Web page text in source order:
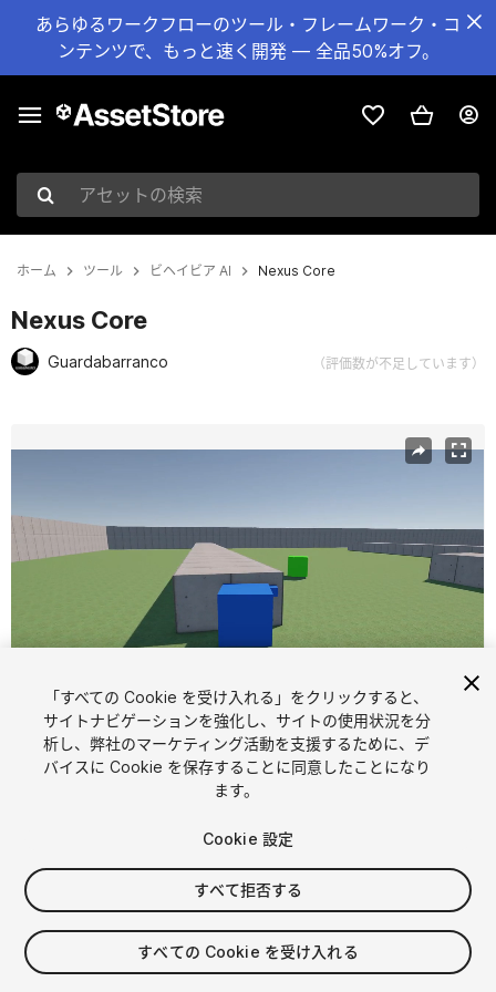
あらゆるワークフローのツール・フレームワーク・コ
ンテンツで、もっと速く開発 — 全品50%オフ。
アセットの検索
ホーム ツール ビヘイビア AI Nexus Core
Nexus Core
Guardabarranco （評価数が不足しています）
1 /3
$31.99
シート 1
「すべての Cookie を受け入れる」をクリックすると、
サイトナビゲーションを強化し、サイトの使用状況を分
析し、弊社のマーケティング活動を支援するために、デ
バイスに Cookie を保存することに同意したことになり
ます。
Cookie 設定
すべて拒否する
すべての Cookie を受け入れる